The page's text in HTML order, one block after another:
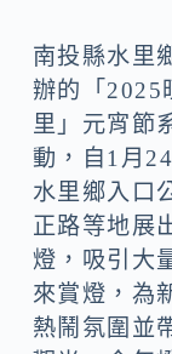
南投縣水里
辦的「2025
里」元宵節
動，自1月
水里鄉入口
正路等地展
燈，吸引大
來賞燈，為
熱鬧氛圍並